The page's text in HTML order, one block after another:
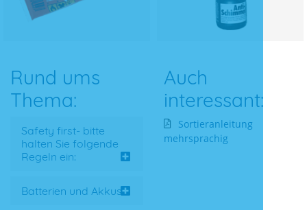
Rund ums
Thema:
Safety first- bitte
halten Sie folgende
Regeln ein:
Batterien und Akkus
Auch
interessant:
Sortieranleitung
mehrsprachig